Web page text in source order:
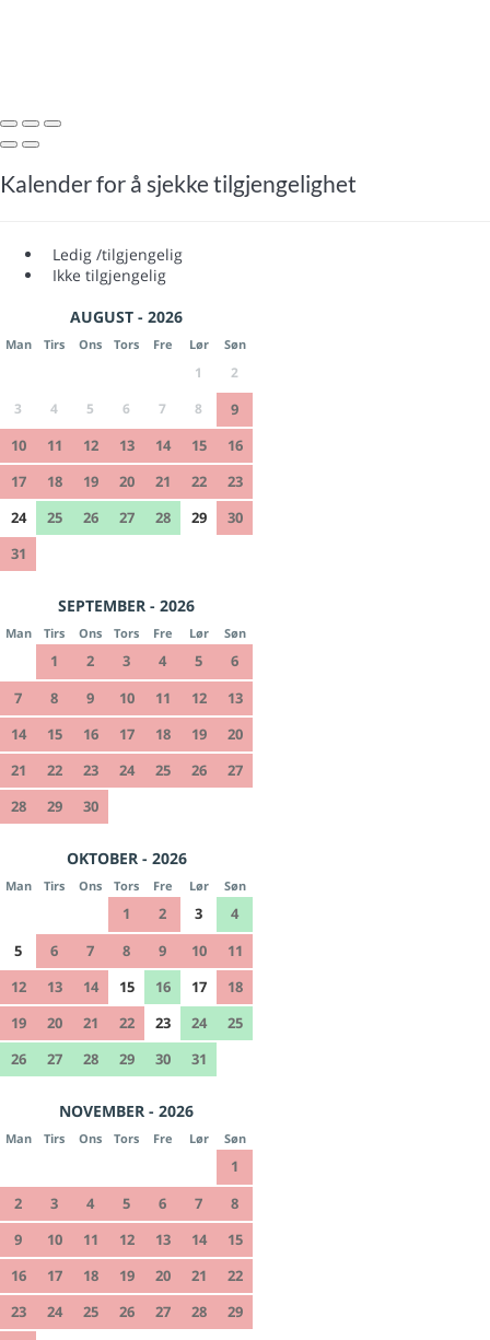
Kalender for å sjekke tilgjengelighet
Ledig /tilgjengelig
Ikke tilgjengelig
AUGUST - 2026
Man Tirs Ons Tors Fre Lør Søn
1
2
3
4 5 6 7 8
9
10
11 12 13 14 15
16
17
18 19 20 21 22
23
24
25 26 27 28 29
30
31
SEPTEMBER - 2026
Man Tirs Ons Tors Fre Lør Søn
1 2 3 4 5
6
7
8 9 10 11 12
13
14
15 16 17 18 19
20
21
22 23 24 25 26
27
28
29 30
OKTOBER - 2026
Man Tirs Ons Tors Fre Lør Søn
1 2 3
4
5
6 7 8 9 10
11
12
13 14 15 16 17
18
19
20 21 22 23 24
25
26
27 28 29 30 31
NOVEMBER - 2026
Man Tirs Ons Tors Fre Lør Søn
1
2
3 4 5 6 7
8
9
10 11 12 13 14
15
16
17 18 19 20 21
22
23
24 25 26 27 28
29